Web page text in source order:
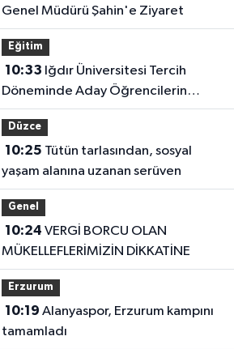
Genel Müdürü Şahin'e Ziyaret
Eğitim
10:33
Döneminde Aday Öğrencilerin
Yanında
Düzce
10:25
yaşam alanına uzanan serüven
Genel
10:24
MÜKELLEFLERİMİZİN DİKKATİNE
Erzurum
10:19
tamamladı